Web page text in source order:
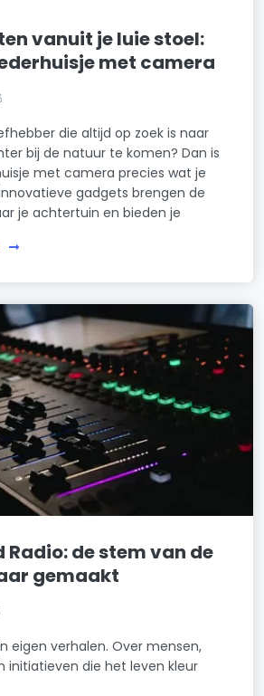
vanuit je luie stoel:
met camera
die altijd op zoek is naar
bij de natuur te komen? Dan is
met camera precies wat je
gadgets brengen de
je achtertuin en bieden je
Radio: de stem van de
gemaakt
eigen verhalen. Over mensen,
initiatieven die het leven kleur